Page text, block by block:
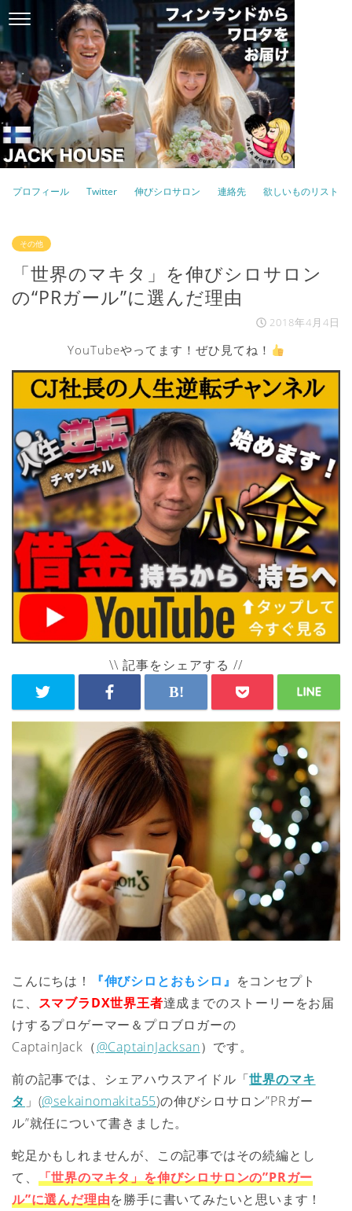
プロフィール Twitter 伸びシロサロン 連絡先 欲しいものリスト
その他
「世界のマキタ」を伸びシロサロン
の“PRガール”に選んだ理由
2018年4月4日
YouTubeやってます！ぜひ見てね！
\\ 記事をシェアする //
こんにちは！ 『伸びシロとおもシロ』 をコンセプト
に、 スマブラDX世界王者達成までのストーリーをお届
けするプロゲーマー＆プロブロガーの
CaptainJack（@CaptainJacksan）です。
前の記事では、シェアハウスアイドル「世界のマキ
タ 」(@sekainomakita55)の伸びシロサロン”PRガー
ル”就任について書きました。
蛇足かもしれませんが、この記事ではその続編とし
て、 「世界のマキタ」を伸びシロサロンの”PRガー
ル”に選んだ理由を勝手に書いてみたいと思います！